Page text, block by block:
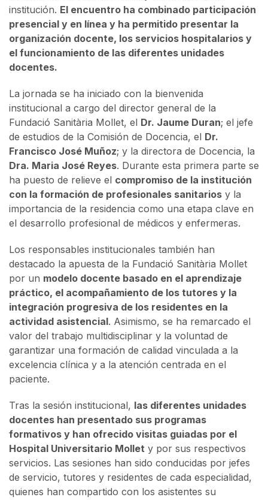
institución. El encuentro ha combinado participación
presencial y en línea y ha permitido presentar la
organización docente, los servicios hospitalarios y
el funcionamiento de las diferentes unidades
docentes.
La jornada se ha iniciado con la bienvenida
institucional a cargo del director general de la
Fundació Sanitària Mollet, el Dr. Jaume Duran; el jefe
de estudios de la Comisión de Docencia, el Dr.
Francisco José Muñoz; y la directora de Docencia, la
Dra. Maria José Reyes. Durante esta primera parte se
ha puesto de relieve el compromiso de la institución
con la formación de profesionales sanitarios y la
importancia de la residencia como una etapa clave en
el desarrollo profesional de médicos y enfermeras.
Los responsables institucionales también han
destacado la apuesta de la Fundació Sanitària Mollet
por un modelo docente basado en el aprendizaje
práctico, el acompañamiento de los tutores y la
integración progresiva de los residentes en la
actividad asistencial. Asimismo, se ha remarcado el
valor del trabajo multidisciplinar y la voluntad de
garantizar una formación de calidad vinculada a la
excelencia clínica y a la atención centrada en el
paciente.
Tras la sesión institucional, las diferentes unidades
docentes han presentado sus programas
formativos y han ofrecido visitas guiadas por el
Hospital Universitario Mollet y por sus respectivos
servicios. Las sesiones han sido conducidas por jefes
de servicio, tutores y residentes de cada especialidad,
quienes han compartido con los asistentes su